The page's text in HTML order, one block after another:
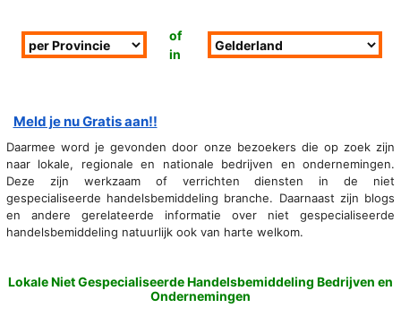
of
in
Meld je nu Gratis aan!!
Daarmee word je gevonden door onze bezoekers die op zoek zijn
naar lokale, regionale en nationale bedrijven en ondernemingen.
Deze zijn werkzaam of verrichten diensten in de niet
gespecialiseerde handelsbemiddeling branche. Daarnaast zijn blogs
en andere gerelateerde informatie over niet gespecialiseerde
handelsbemiddeling natuurlijk ook van harte welkom.
Lokale Niet Gespecialiseerde Handelsbemiddeling Bedrijven en
Ondernemingen